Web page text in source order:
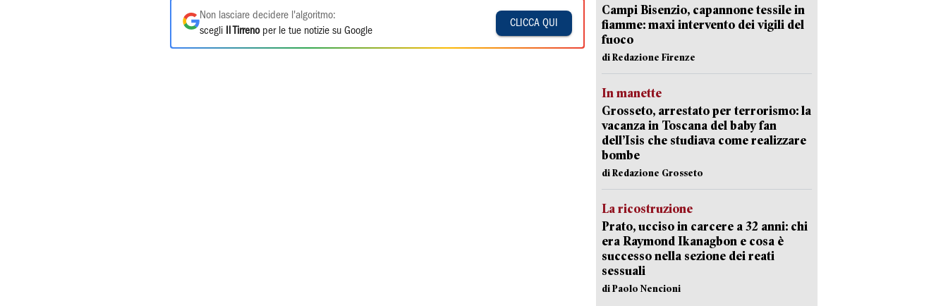
Non lasciare decidere l'algoritmo:
scegli
Il Tirrenoper le tue notizie su Google
CLICCA QUI
Campi Bisenzio, capannone tessile in
fiamme: maxi intervento dei vigili del
fuoco
di Redazione Firenze
In manette
Grosseto, arrestato per terrorismo: la
vacanza in Toscana del baby fan
dell’Isis che studiava come realizzare
bombe
di Redazione Grosseto
La ricostruzione
Prato, ucciso in carcere a 32 anni: chi
era Raymond Ikanagbon e cosa è
successo nella sezione dei reati
sessuali
di Paolo Nencioni